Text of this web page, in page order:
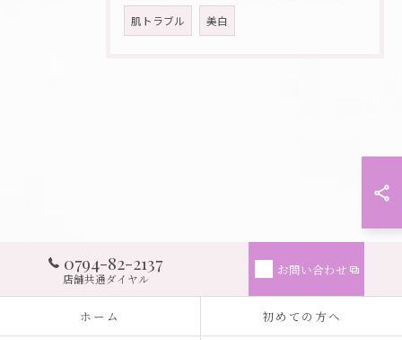
肌トラブル 美白
0794-82-2137
店舗共通ダイヤル
お問い合わせ
ホーム 初めての方へ